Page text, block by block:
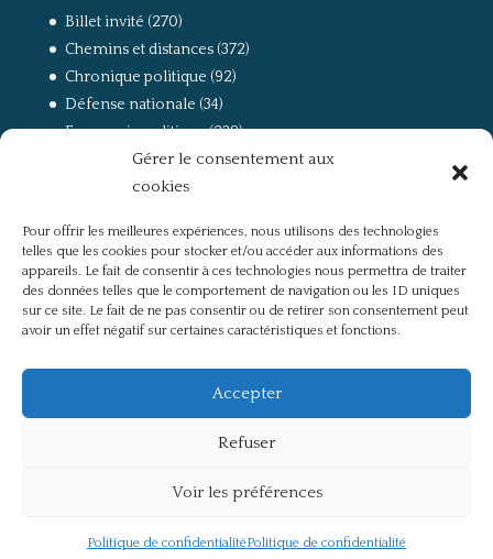
Gérer le consentement aux
cookies
Pour offrir les meilleures expériences, nous utilisons des technologies
telles que les cookies pour stocker et/ou accéder aux informations des
appareils. Le fait de consentir à ces technologies nous permettra de traiter
des données telles que le comportement de navigation ou les ID uniques
sur ce site. Le fait de ne pas consentir ou de retirer son consentement peut
avoir un effet négatif sur certaines caractéristiques et fonctions.
Accepter
Refuser
Voir les préférences
Politique de confidentialitéPolitique de confidentialité
Billet invité (270)
Chemins et distances(372)
Chronique politique (92)
Défense nationale (34)
Economie politique(238)
(168)
La guerre, la Résistance et la Déportation
Non classé(42)
Partis politiques, intelligentsia, médias(750)
Présentation(4)
Références(57)